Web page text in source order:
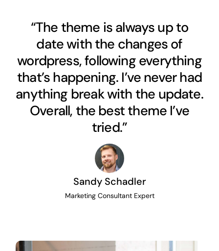
“The theme is always up to
date with the changes of
wordpress, following everything
that’s happening. I’ve never had
anything break with the update.
Overall, the best theme I’ve
tried.”
Sandy Schadler
Marketing Consultant Expert